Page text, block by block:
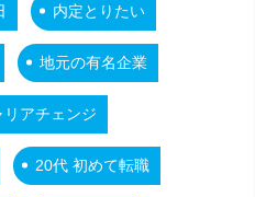
内定とりたい
地元の有名企業
リアチェンジ
20代 初めて転職